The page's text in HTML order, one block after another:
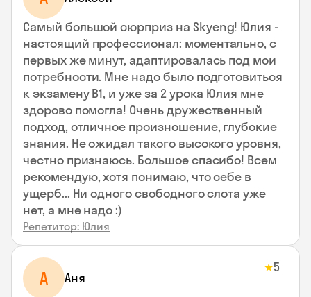
Самый большой сюрприз на Skyeng! Юлия -
настоящий профессионал: моментально, с
первых же минут, адаптировалась под мои
потребности. Мне надо было подготовиться
к экзамену В1, и уже за 2 урока Юлия мне
здорово помогла! Очень дружественный
подход, отличное произношение, глубокие
знания. Не ожидал такого высокого уровня,
честно признаюсь. Большое спасибо! Всем
рекомендую, хотя понимаю, что себе в
ущерб... Ни одного свободного слота уже
нет, а мне надо :)
Репетитор: Юлия
А Аня
★5